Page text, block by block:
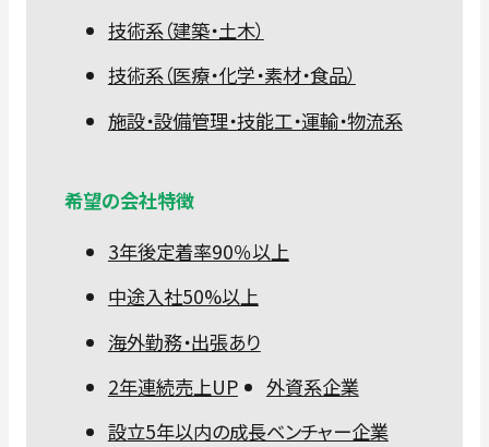
技術系（建築・土木）
技術系（医療・化学・素材・食品）
施設・設備管理・技能工・運輸・物流系
希望の会社特徴
3年後定着率90％以上
中途入社50%以上
海外勤務・出張あり
2年連続売上UP
外資系企業
設立5年以内の成長ベンチャー企業